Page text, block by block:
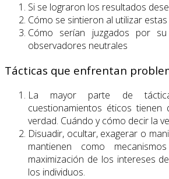
Si se lograron los resultados
Cómo se sintieron al utilizar
Cómo serían juzgados por
observadores neutrales
Tácticas que enfrentan
La mayor parte de
cuestionamientos éticos
verdad. Cuándo y cómo decir la
Disuadir, ocultar, exagerar o
mantienen como
maximización de los intereses
los individuos.